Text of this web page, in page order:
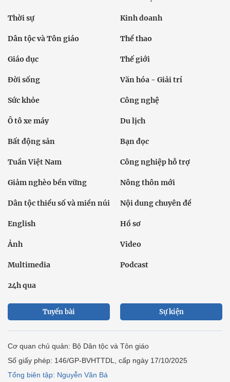
Thời sự Kinh doanh
Dân tộc và Tôn giáo Thể thao
Giáo dục Thế giới
Đời sống Văn hóa - Giải trí
Sức khỏe Công nghệ
Ô tô xe máy Du lịch
Bất động sản Bạn đọc
Tuần Việt Nam Công nghiệp hỗ trợ
Giảm nghèo bền vững Nông thôn mới
Dân tộc thiểu số và miền núi Nội dung chuyên đề
English Hồ sơ
Ảnh Video
Multimedia Podcast
24h qua
Tuyến bài Sự kiện
Cơ quan chủ quản: Bộ Dân tộc và Tôn giáo
Số giấy phép: 146/GP-BVHTTDL, cấp ngày 17/10/2025
Tổng biên tập: Nguyễn Văn Bá